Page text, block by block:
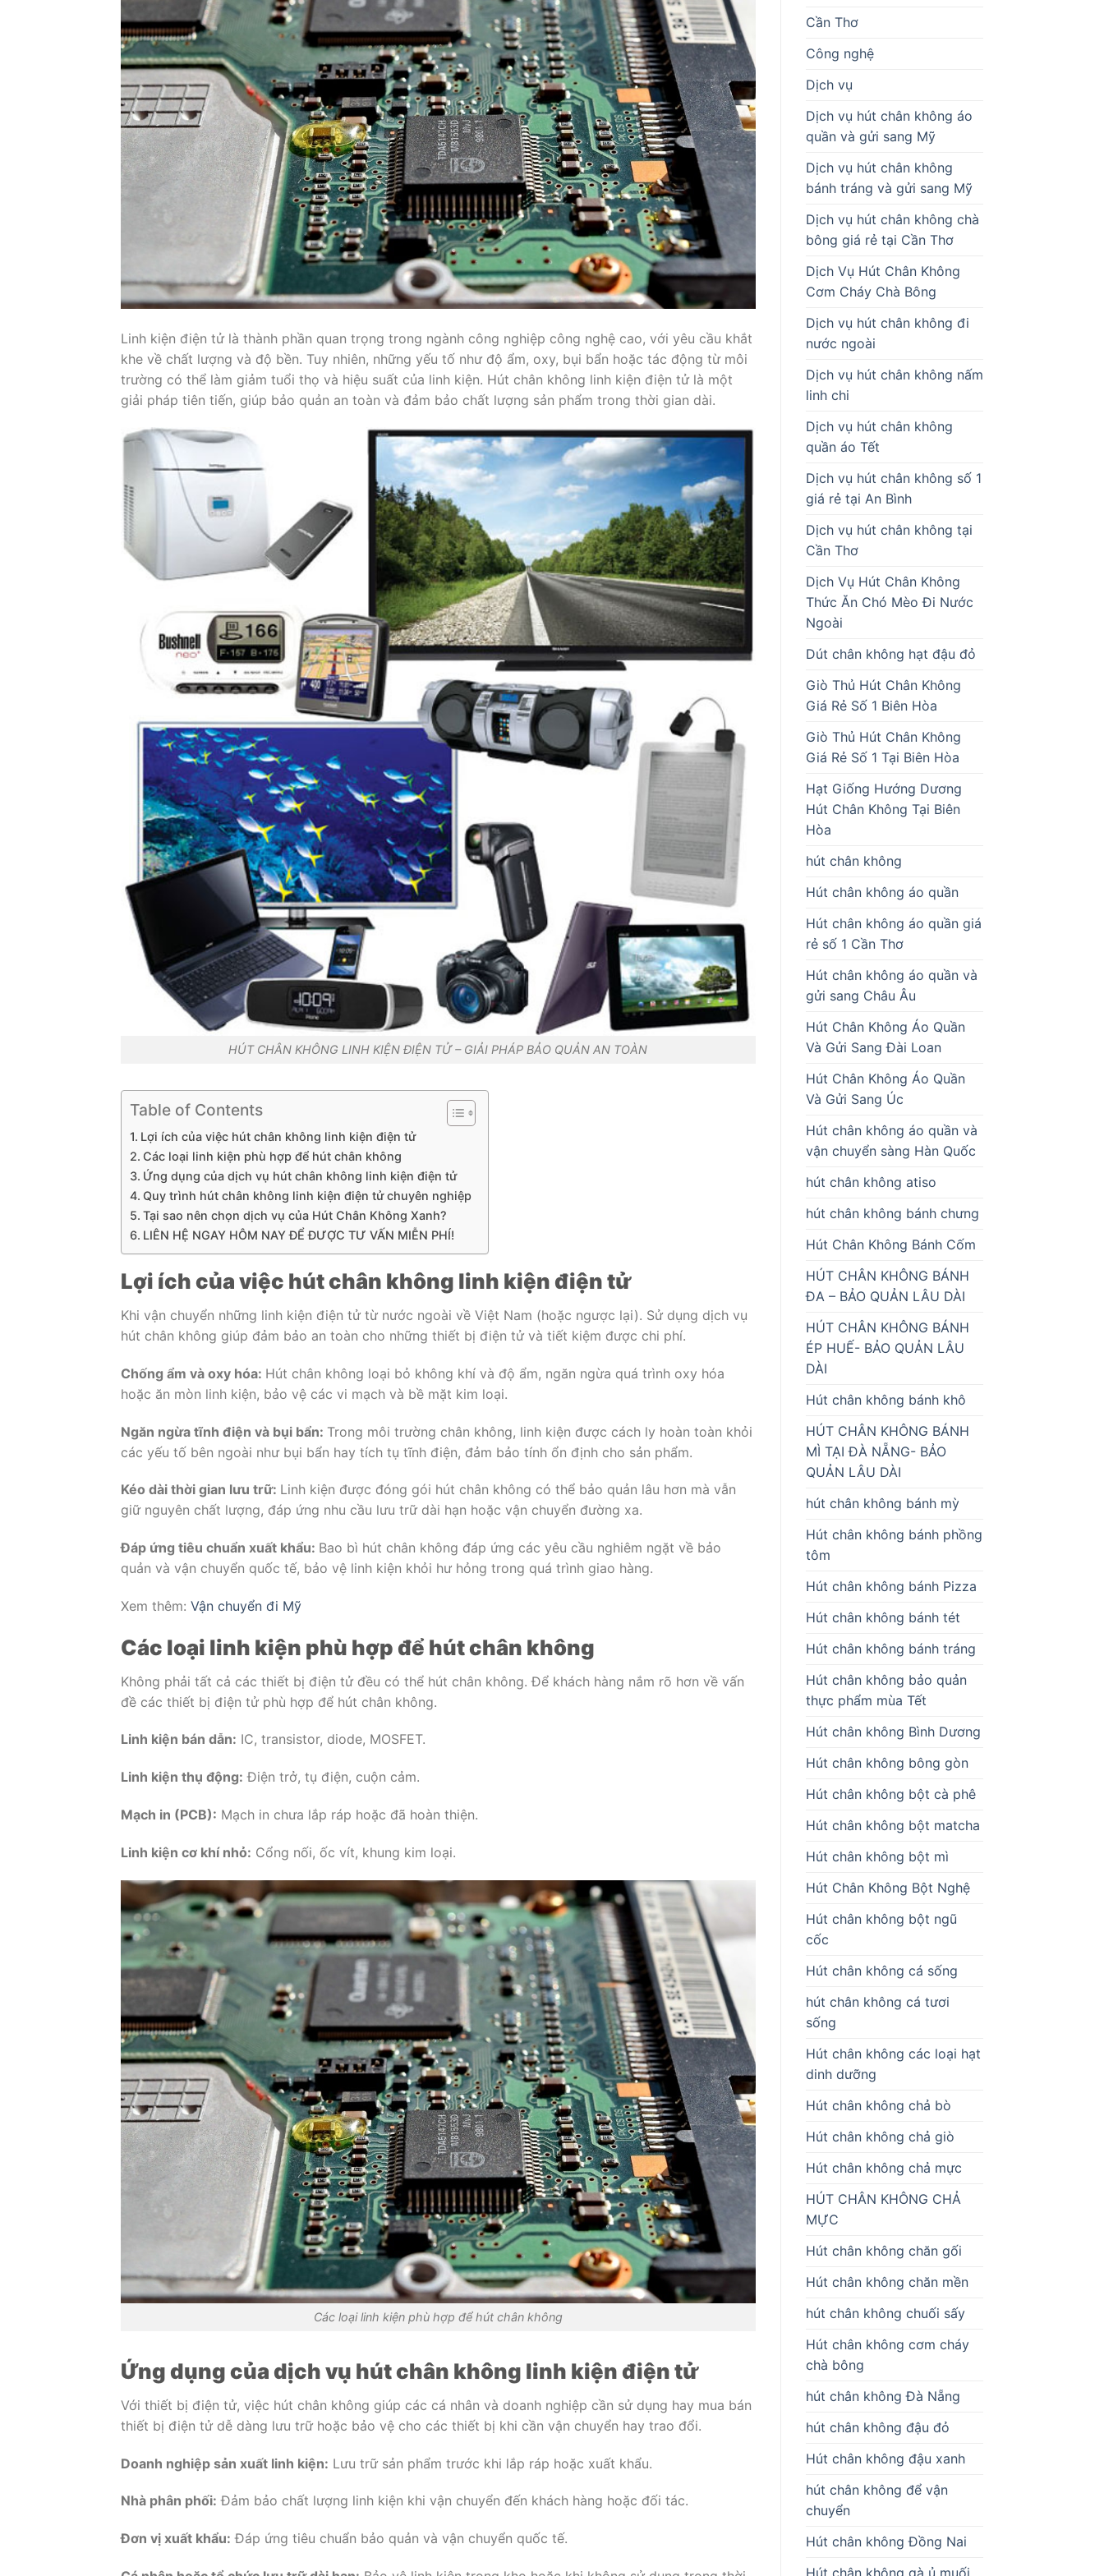
Linh kiện điện tử là thành phần quan trọng trong ngành công nghiệp công nghệ cao, với yêu cầu khắt
khe về chất lượng và độ bền. Tuy nhiên, những yếu tố như độ ẩm, oxy, bụi bẩn hoặc tác động từ môi
trường có thể làm giảm tuổi thọ và hiệu suất của linh kiện. Hút chân không linh kiện điện tử là một
giải pháp tiên tiến, giúp bảo quản an toàn và đảm bảo chất lượng sản phẩm trong thời gian dài.
HÚT CHÂN KHÔNG LINH KIỆN ĐIỆN TỬ – GIẢI PHÁP BẢO QUẢN AN TOÀN
Table of Contents
Lợi ích của việc hút chân không linh kiện điện tử
Các loại linh kiện phù hợp để hút chân không
Ứng dụng của dịch vụ hút chân không linh kiện điện tử
Quy trình hút chân không linh kiện điện tử chuyên nghiệp
Tại sao nên chọn dịch vụ của Hút Chân Không Xanh?
LIÊN HỆ NGAY HÔM NAY ĐỂ ĐƯỢC TƯ VẤN MIỄN PHÍ!
Lợi ích của việc hút chân không linh kiện điện tử
Khi vận chuyển những linh kiện điện tử từ nước ngoài về Việt Nam (hoặc ngược lại). Sử dụng dịch vụ
hút chân không giúp đảm bảo an toàn cho những thiết bị điện tử và tiết kiệm được chi phí.
Chống ẩm và oxy hóa: Hút chân không loại bỏ không khí và độ ẩm, ngăn ngừa quá trình oxy hóa
hoặc ăn mòn linh kiện, bảo vệ các vi mạch và bề mặt kim loại.
Ngăn ngừa tĩnh điện và bụi bẩn: Trong môi trường chân không, linh kiện được cách ly hoàn toàn khỏi
các yếu tố bên ngoài như bụi bẩn hay tích tụ tĩnh điện, đảm bảo tính ổn định cho sản phẩm.
Kéo dài thời gian lưu trữ: Linh kiện được đóng gói hút chân không có thể bảo quản lâu hơn mà vẫn
giữ nguyên chất lượng, đáp ứng nhu cầu lưu trữ dài hạn hoặc vận chuyển đường xa.
Đáp ứng tiêu chuẩn xuất khẩu: Bao bì hút chân không đáp ứng các yêu cầu nghiêm ngặt về bảo
quản và vận chuyển quốc tế, bảo vệ linh kiện khỏi hư hỏng trong quá trình giao hàng.
Xem thêm: Vận chuyển đi Mỹ
Các loại linh kiện phù hợp để hút chân không
Không phải tất cả các thiết bị điện tử đều có thể hút chân không. Để khách hàng nắm rõ hơn về vấn
đề các thiết bị điện tử phù hợp để hút chân không.
Linh kiện bán dẫn: IC, transistor, diode, MOSFET.
Linh kiện thụ động: Điện trở, tụ điện, cuộn cảm.
Mạch in (PCB): Mạch in chưa lắp ráp hoặc đã hoàn thiện.
Linh kiện cơ khí nhỏ: Cổng nối, ốc vít, khung kim loại.
Các loại linh kiện phù hợp để hút chân không
Ứng dụng của dịch vụ hút chân không linh kiện điện tử
Với thiết bị điện tử, việc hút chân không giúp các cá nhân và doanh nghiệp cần sử dụng hay mua bán
thiết bị điện tử dễ dàng lưu trữ hoặc bảo vệ cho các thiết bị khi cần vận chuyển hay trao đổi.
Doanh nghiệp sản xuất linh kiện: Lưu trữ sản phẩm trước khi lắp ráp hoặc xuất khẩu.
Nhà phân phối: Đảm bảo chất lượng linh kiện khi vận chuyển đến khách hàng hoặc đối tác.
Đơn vị xuất khẩu: Đáp ứng tiêu chuẩn bảo quản và vận chuyển quốc tế.
Cần Thơ
Công nghệ
Dịch vụ
Dịch vụ hút chân không áo
quần và gửi sang Mỹ
Dịch vụ hút chân không
bánh tráng và gửi sang Mỹ
Dịch vụ hút chân không chà
bông giá rẻ tại Cần Thơ
Dịch Vụ Hút Chân Không
Cơm Cháy Chà Bông
Dịch vụ hút chân không đi
nước ngoài
Dịch vụ hút chân không nấm
linh chi
Dịch vụ hút chân không
quần áo Tết
Dịch vụ hút chân không số 1
giá rẻ tại An Bình
Dịch vụ hút chân không tại
Cần Thơ
Dịch Vụ Hút Chân Không
Thức Ăn Chó Mèo Đi Nước
Ngoài
Dút chân không hạt đậu đỏ
Giò Thủ Hút Chân Không
Giá Rẻ Số 1 Biên Hòa
Giò Thủ Hút Chân Không
Giá Rẻ Số 1 Tại Biên Hòa
Hạt Giống Hướng Dương
Hút Chân Không Tại Biên
Hòa
hút chân không
Hút chân không áo quần
Hút chân không áo quần giá
rẻ số 1 Cần Thơ
Hút chân không áo quần và
gửi sang Châu Âu
Hút Chân Không Áo Quần
Và Gửi Sang Đài Loan
Hút Chân Không Áo Quần
Và Gửi Sang Úc
Hút chân không áo quần và
vận chuyển sàng Hàn Quốc
hút chân không atiso
hút chân không bánh chưng
Hút Chân Không Bánh Cốm
HÚT CHÂN KHÔNG BÁNH
ĐA – BẢO QUẢN LÂU DÀI
HÚT CHÂN KHÔNG BÁNH
ÉP HUẾ- BẢO QUẢN LÂU
DÀI
Hút chân không bánh khô
HÚT CHÂN KHÔNG BÁNH
MÌ TẠI ĐÀ NẴNG- BẢO
QUẢN LÂU DÀI
hút chân không bánh mỳ
Hút chân không bánh phồng
tôm
Hút chân không bánh Pizza
Hút chân không bánh tét
Hút chân không bánh tráng
Hút chân không bảo quản
thực phẩm mùa Tết
Hút chân không Bình Dương
Hút chân không bông gòn
Hút chân không bột cà phê
Hút chân không bột matcha
Hút chân không bột mì
Hút Chân Không Bột Nghệ
Hút chân không bột ngũ
cốc
Hút chân không cá sống
hút chân không cá tươi
sống
Hút chân không các loại hạt
dinh dưỡng
Hút chân không chả bò
Hút chân không chả giò
Hút chân không chả mực
HÚT CHÂN KHÔNG CHẢ
MỰC
Hút chân không chăn gối
Hút chân không chăn mền
hút chân không chuối sấy
Hút chân không cơm cháy
chà bông
hút chân không Đà Nẵng
hút chân không đậu đỏ
Hút chân không đậu xanh
hút chân không để vận
chuyển
Hút chân không Đồng Nai
Hút chân không gà ủ muối